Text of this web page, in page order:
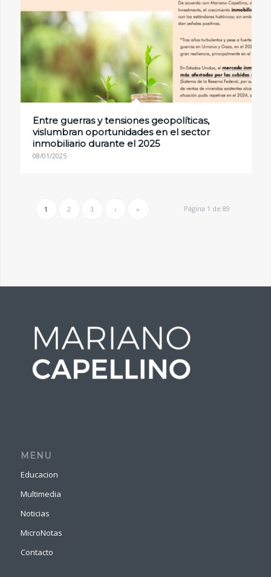
Entre guerras y tensiones geopolíticas,
vislumbran oportunidades en el sector
inmobiliario durante el 2025
08/01/2025
Página 1 de 89
1 2 3 › »
MENU
Educacion
Multimedia
Noticias
MicroNotas
Contacto